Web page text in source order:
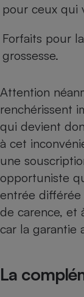
pour ceux qui
Forfaits pour
grossesse.
Attention
renchérissent
qui devient
à cet
une
opportuniste
entrée différée
de carence, et
car la garantie
La